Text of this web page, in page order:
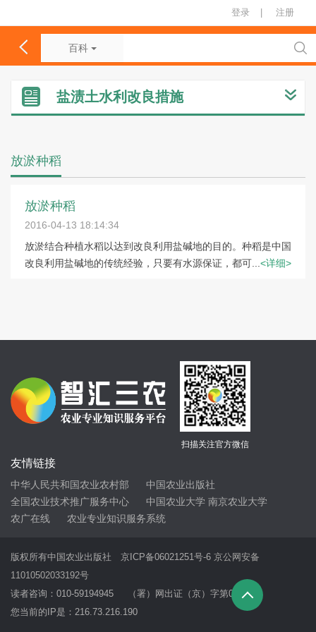
登录 注册
百科
盐渍土水利改良措施
放淤种稻
放淤种稻
2016-04-13 18:14:34
放淤结合种植水稻以达到改良利用盐碱地的目的。种稻是中国
改良利用盐碱地的传统经验，只要有水源保证，都可... <详细>
扫描关注官方微信
友情链接
中华人民共和国农业农村部
中国农业出版社
全国农业技术推广服务中心
中国农业大学 南京农业大学
农广在线
农业专业知识服务系统
版权所有中国农业出版社 京ICP备06021251号-6 京公网安备
11010502033192号
读者咨询：010-59194945 （署）网出证（京）字第069号
您当前的IP是： 216.73.216.190